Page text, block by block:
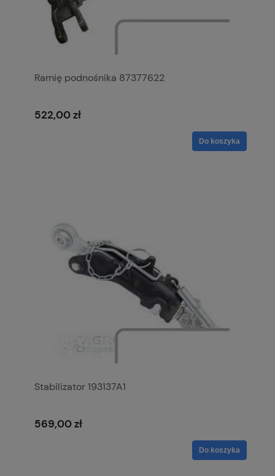
Ramię podnośnika 87377622
522,00 zł
Do koszyka
Stabilizator 193137A1
569,00 zł
Do koszyka